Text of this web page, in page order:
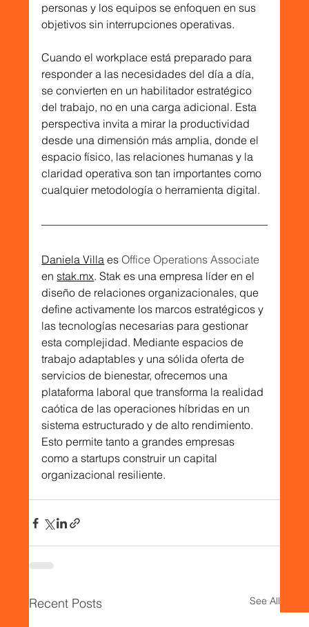
personas y los equipos se enfoquen en sus
objetivos sin interrupciones operativas.
Cuando el workplace está preparado para
responder a las necesidades del día a día,
se convierten en un habilitador estratégico
del trabajo, no en una carga adicional. Esta
perspectiva invita a mirar la productividad
desde una dimensión más amplia, donde el
espacio físico, las relaciones humanas y la
claridad operativa son tan importantes como
cualquier metodología o herramienta digital.
Daniela Villa es Office Operations Associate
en stak.mx. Stak es una empresa líder en el
diseño de relaciones organizacionales, que
define activamente los marcos estratégicos y
las tecnologías necesarias para gestionar
esta complejidad. Mediante espacios de
trabajo adaptables y una sólida oferta de
servicios de bienestar, ofrecemos una
plataforma laboral que transforma la realidad
caótica de las operaciones híbridas en un
sistema estructurado y de alto rendimiento.
Esto permite tanto a grandes empresas
como a startups construir un capital
organizacional resiliente.
Recent Posts See All